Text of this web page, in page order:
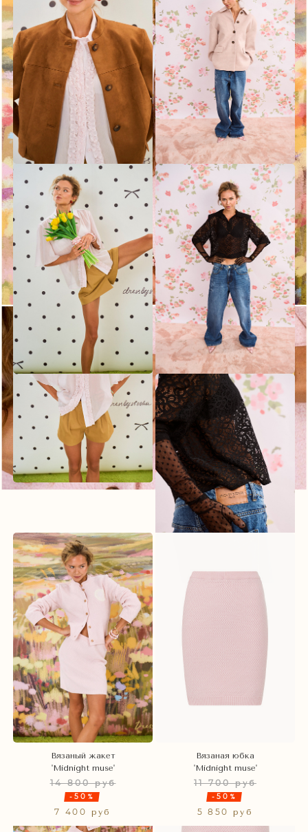
Вязаный жакет
'Midnight muse'
14 800 руб
-50%
7 400 руб
Вязаная юбка
'Midnight muse'
11 700 руб
-50%
5 850 руб